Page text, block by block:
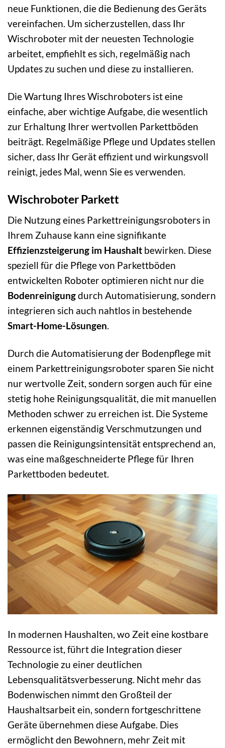
neue Funktionen, die die Bedienung des Geräts
vereinfachen. Um sicherzustellen, dass Ihr
Wischroboter mit der neuesten Technologie
arbeitet, empfiehlt es sich, regelmäßig nach
Updates zu suchen und diese zu installieren.
Die Wartung Ihres Wischroboters ist eine
einfache, aber wichtige Aufgabe, die wesentlich
zur Erhaltung Ihrer wertvollen Parkettböden
beiträgt. Regelmäßige Pflege und Updates stellen
sicher, dass Ihr Gerät effizient und wirkungsvoll
reinigt, jedes Mal, wenn Sie es verwenden.
Wischroboter Parkett
Die Nutzung eines Parkettreinigungsroboters in
Ihrem Zuhause kann eine signifikante
Effizienzsteigerung im Haushalt bewirken. Diese
speziell für die Pflege von Parkettböden
entwickelten Roboter optimieren nicht nur die
Bodenreinigungdurch Automatisierung, sondern
integrieren sich auch nahtlos in bestehende
Smart-Home-Lösungen.
Durch die Automatisierung der Bodenpflege mit
einem Parkettreinigungsroboter sparen Sie nicht
nur wertvolle Zeit, sondern sorgen auch für eine
stetig hohe Reinigungsqualität, die mit manuellen
Methoden schwer zu erreichen ist. Die Systeme
erkennen eigenständig Verschmutzungen und
passen die Reinigungsintensität entsprechend an,
was eine maßgeschneiderte Pflege für Ihren
Parkettboden bedeutet.
In modernen Haushalten, wo Zeit eine kostbare
Ressource ist, führt die Integration dieser
Technologie zu einer deutlichen
Lebensqualitätsverbesserung. Nicht mehr das
Bodenwischen nimmt den Großteil der
Haushaltsarbeit ein, sondern fortgeschrittene
Geräte übernehmen diese Aufgabe. Dies
ermöglicht den Bewohnern, mehr Zeit mit